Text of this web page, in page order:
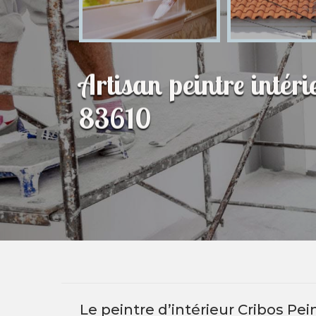
Artisan peintre
83610
Le peintre d’intérieur Cribos